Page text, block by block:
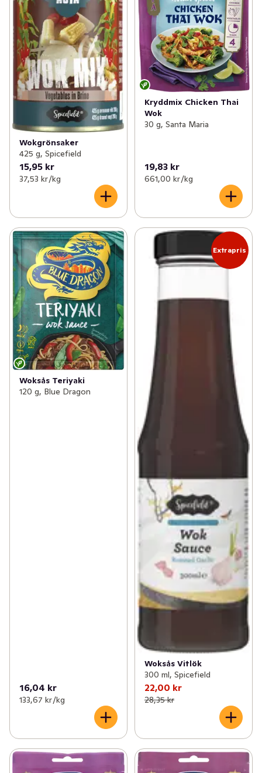
Wokgrönsaker
425 g, Spicefield
15,95 kr
37,53 kr /kg
Kryddmix Chicken Thai
Wok
30 g, Santa Maria
19,83 kr
661,00 kr /kg
Woksås Teriyaki
120 g, Blue Dragon
16,04 kr
133,67 kr /kg
Extrapris
Woksås Vitlök
300 ml, Spicefield
22,00 kr
28,35 kr